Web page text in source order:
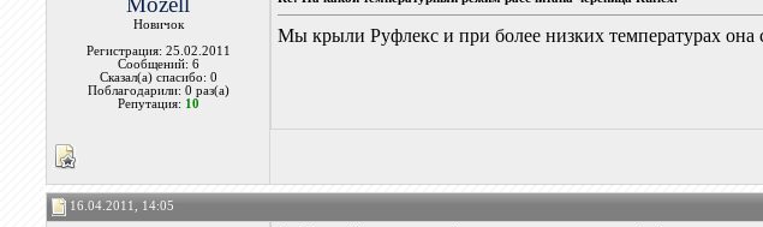
Новичок
Регистрация: 25.02.2011
Сообщений: 6
Сказал(а) спасибо: 0
Поблагодарили: 0 раз(а)
Репутация: 10
Мы крыли Руфлекс и при более низких температурах она
16.04.2011, 14:05